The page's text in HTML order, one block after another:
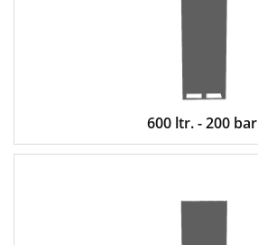
600 ltr. - 200 bar